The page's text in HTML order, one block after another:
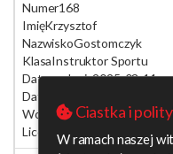
Numer168
ImięKrzysztof
NazwiskoGostomczyk
KlasaInstruktor Sportu
Data nadania2025-03-11
Data kursu
Województwopomorskie
Licencja 2026
Ciastka i
W ramach naszej